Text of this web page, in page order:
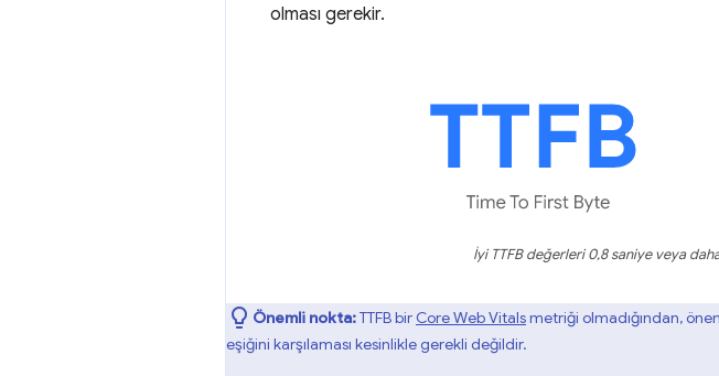
olması gerekir.
İyi TTFB değerleri 0,8 saniye veya
Önemli nokta:TTFB bir Core Web Vitalsmetriği olmadığından,
eşiğini karşılaması kesinlikle gerekli değildir.